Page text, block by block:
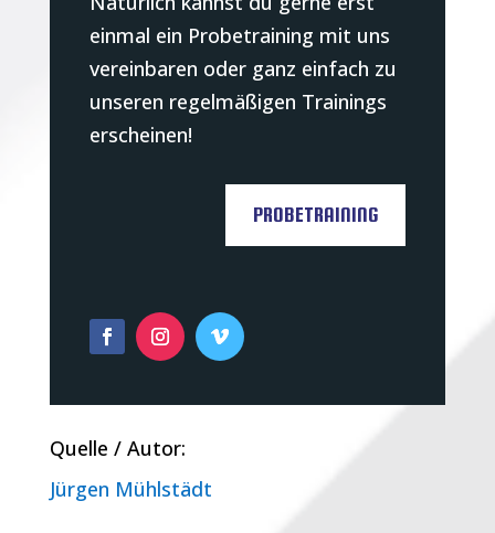
einmal ein Probetraining mit uns
vereinbaren oder ganz einfach zu
unseren regelmäßigen Trainings
erscheinen!
PROBETRAINING
Quelle / Autor:
Jürgen Mühlstädt